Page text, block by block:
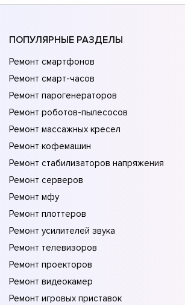
ПОПУЛЯРНЫЕ РАЗДЕЛЫ
Ремонт смартфонов
Ремонт смарт-часов
Ремонт парогенераторов
Ремонт роботов-пылесосов
Ремонт массажных кресел
Ремонт кофемашин
Ремонт стабилизаторов напряжения
Ремонт серверов
Ремонт мфу
Ремонт плоттеров
Ремонт усилителей звука
Ремонт телевизоров
Ремонт проекторов
Ремонт видеокамер
Ремонт игровых приставок